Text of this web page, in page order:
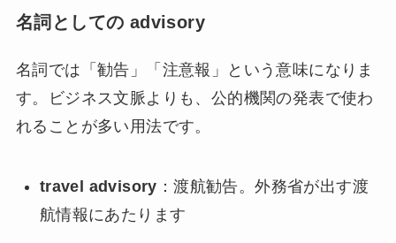
名詞としての advisory
名詞では「勧告」「注意報」という意味になりま
す。ビジネス文脈よりも、公的機関の発表で使わ
れることが多い用法です。
travel advisory ：渡航勧告。外務省が出す渡
航情報にあたります